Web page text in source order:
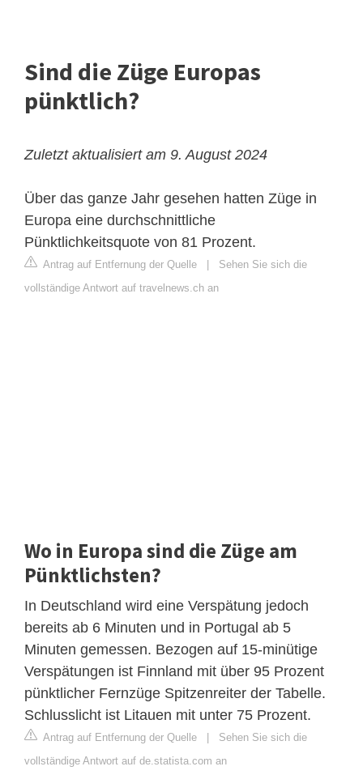
Sind die Züge Europas
pünktlich?
Zuletzt aktualisiert am 9. August 2024
Über das ganze Jahr gesehen hatten Züge in
Europa eine durchschnittliche
Pünktlichkeitsquote von 81 Prozent.
Antrag auf Entfernung der Quelle
Sehen Sie sich die
vollständige Antwort auf travelnews.ch an
Wo in Europa sind die Züge am
Pünktlichsten?
In Deutschland wird eine Verspätung jedoch
bereits ab 6 Minuten und in Portugal ab 5
Minuten gemessen. Bezogen auf 15-minütige
Verspätungen ist Finnland mit über 95 Prozent
pünktlicher Fernzüge Spitzenreiter der Tabelle.
Schlusslicht ist Litauen mit unter 75 Prozent.
Antrag auf Entfernung der Quelle
Sehen Sie sich die
vollständige Antwort auf de.statista.com an